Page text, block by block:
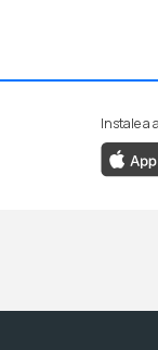
Instale a